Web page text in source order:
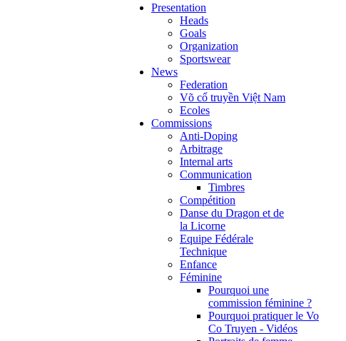
Presentation
Heads
Goals
Organization
Sportswear
News
Federation
Võ cổ truyền Việt Nam
Ecoles
Commissions
Anti-Doping
Arbitrage
Internal arts
Communication
Timbres
Compétition
Danse du Dragon et de
la Licorne
Equipe Fédérale
Technique
Enfance
Féminine
Pourquoi une
commission féminine ?
Pourquoi pratiquer le Vo
Co Truyen - Vidéos